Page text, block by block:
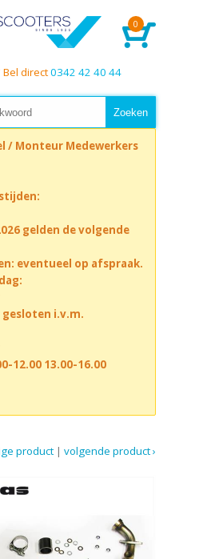
0
Bel direct0342 42 40 44
/ Monteur Medewerkers
gelden de volgende
eventueel op afspraak.
gesloten i.v.m.
12.00 13.00-16.00
volgende product ›
|
product